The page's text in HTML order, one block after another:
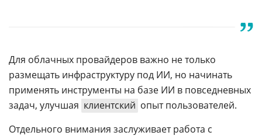
Для облачных провайдеров важно не только
размещать инфраструктуру под ИИ, но начинать
применять инструменты на базе ИИ в повседневных
задач, улучшая клиентский опыт пользователей.
Отдельного внимания заслуживает работа с